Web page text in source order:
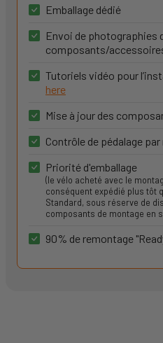
Emballage dédié
Envoi de photographies
composants/
Tutoriels vidéo pour
here
Mise à jour des
Contrôle de pédalage
Priorité d'emballage
(le vélo acheté avec le
conséquent expédié plus tôt
Standard, sous réserve de
composants de montage en
90% de remontage